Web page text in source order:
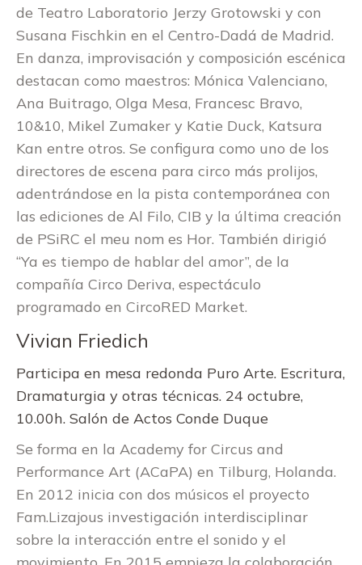
de Teatro Laboratorio Jerzy Grotowski y con
Susana Fischkin en el Centro-Dadá de Madrid.
En danza, improvisación y composición escénica
destacan como maestros: Mónica Valenciano,
Ana Buitrago, Olga Mesa, Francesc Bravo,
10&10, Mikel Zumaker y Katie Duck, Katsura
Kan entre otros. Se configura como uno de los
directores de escena para circo más prolijos,
adentrándose en la pista contemporánea con
las ediciones de Al Filo, CIB y la última creación
de PSiRC el meu nom es Hor. También dirigió
“Ya es tiempo de hablar del amor”, de la
compañía Circo Deriva, espectáculo
programado en CircoRED Market.
Vivian Friedich
Participa en mesa redonda Puro Arte. Escritura,
Dramaturgia y otras técnicas. 24 octubre,
10.00h. Salón de Actos Conde Duque
Se forma en la Academy for Circus and
Performance Art (ACaPA) en Tilburg, Holanda.
En 2012 inicia con dos músicos el proyecto
Fam.Lizajous investigación interdisciplinar
sobre la interacción entre el sonido y el